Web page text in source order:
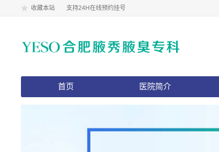
收藏本站 支持24H在线预约挂号
首页 医院简介